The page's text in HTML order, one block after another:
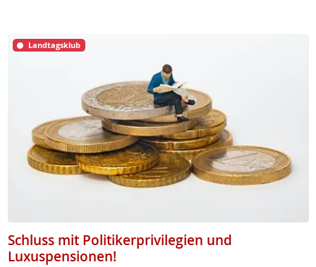
Landtagsklub
Schluss mit Politikerprivilegien und
Luxuspensionen!